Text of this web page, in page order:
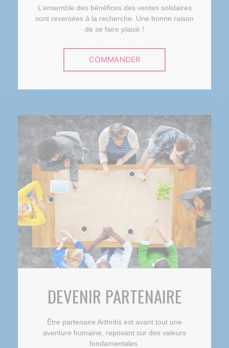
L’ensemble des bénéfices des ventes solidaires
sont reversées à la recherche. Une bonne raison
de se faire plaisir !
COMMANDER
DEVENIR PARTENAIRE
Être partenaire Arthritis est avant tout une
aventure humaine, reposant sur des valeurs
fondamentales.